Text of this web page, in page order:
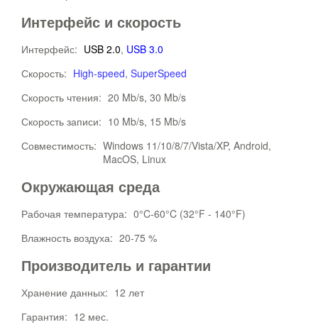
Интерфейс и скорость
Интерфейс: USB 2.0, USB 3.0
Скорость: High-speed, SuperSpeed
Скорость чтения: 20 Mb/s, 30 Mb/s
Скорость записи: 10 Mb/s, 15 Mb/s
Совместимость: Windows 11/10/8/7/Vista/XP, Android,
MacOS, Linux
Окружающая среда
Рабочая температура: 0°C-60°C (32°F - 140°F)
Влажность воздуха: 20-75 %
Производитель и гарантии
Хранение данных: 12 лет
Гарантия: 12 мес.